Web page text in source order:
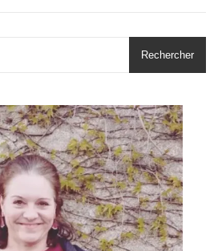
Rechercher